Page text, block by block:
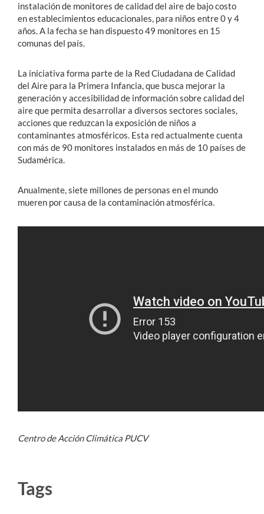
instalación de monitores de calidad del aire de bajo costo
en establecimientos educacionales, para niños entre 0 y 4
años. A la fecha se han dispuesto 49 monitores en 15
comunas del país.
La iniciativa forma parte de la Red Ciudadana de Calidad
del Aire para la Primera Infancia, que busca mejorar la
generación y accesibilidad de información sobre calidad del
aire que permita desarrollar a diversos sectores sociales,
acciones que reduzcan la exposición de niños a
contaminantes atmosféricos. Esta red actualmente cuenta
con más de 90 monitores instalados en más de 10 países de
Sudamérica.
Anualmente, siete millones de personas en el mundo
mueren por causa de la contaminación atmosférica.
Centro de Acción Climática PUCV
Tags